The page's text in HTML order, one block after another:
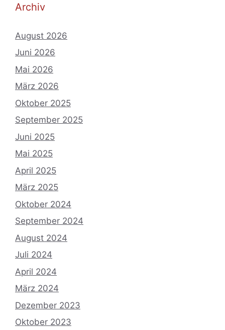
Archiv
August 2026
Juni 2026
Mai 2026
März 2026
Oktober 2025
September 2025
Juni 2025
Mai 2025
April 2025
März 2025
Oktober 2024
September 2024
August 2024
Juli 2024
April 2024
März 2024
Dezember 2023
Oktober 2023